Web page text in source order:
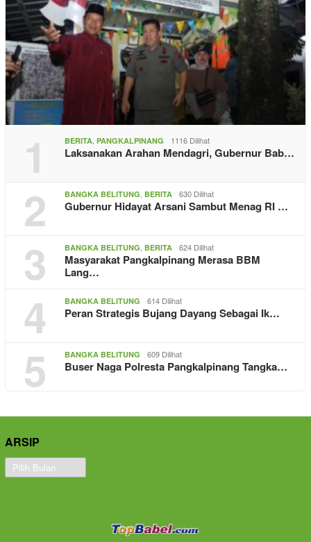
1 BERITA PANGKALPINANG 1116 Dilihat
Laksanakan Arahan Mendagri, Gubernur Bab…
2 BANGKA BELITUNG BERITA 630 Dilihat
Gubernur Hidayat Arsani Sambut Menag RI …
3 BANGKA BELITUNG BERITA 624 Dilihat
Masyarakat Pangkalpinang Merasa BBM
Lang…
4 BANGKA BELITUNG 614 Dilihat
Peran Strategis Bujang Dayang Sebagai Ik…
5 BANGKA BELITUNG 609 Dilihat
Buser Naga Polresta Pangkalpinang Tangka…
ARSIP
Arsip